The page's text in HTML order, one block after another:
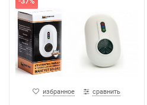
избранное сравнить